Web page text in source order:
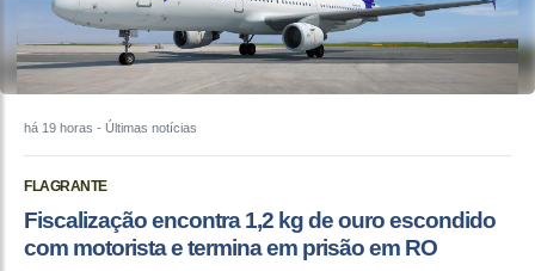
há 19 horas - Últimas notícias
FLAGRANTE
Fiscalização encontra 1,2 kg de ouro escondido
com motorista e termina em prisão em RO